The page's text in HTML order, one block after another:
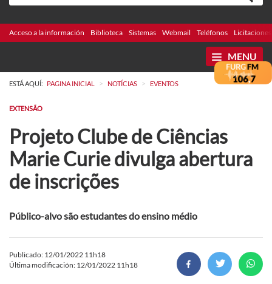
Acceso a la información Biblioteca Sistemas Webmail Teléfonos Licitaciones
MENU
ESTÁ AQUÍ: PAGINA INICIAL > NOTÍCIAS > EVENTOS
EXTENSÃO
Projeto Clube de Ciências
Marie Curie divulga abertura
de inscrições
Público-alvo são estudantes do ensino médio
Publicado: 12/01/2022 11h18
Última modificación: 12/01/2022 11h18